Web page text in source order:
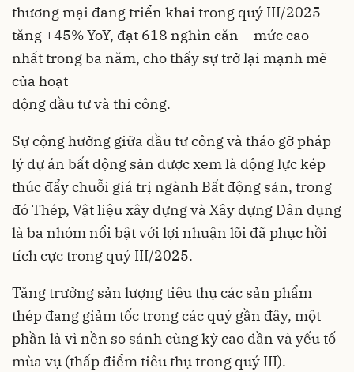
thương mại đang triển khai trong quý III/2025
tăng +45% YoY, đạt 618 nghìn căn – mức cao
nhất trong ba năm, cho thấy sự trở lại mạnh mẽ
của hoạt
động đầu tư và thi công.
Sự cộng hưởng giữa đầu tư công và tháo gỡ pháp
lý dự án bất động sản được xem là động lực kép
thúc đẩy chuỗi giá trị ngành Bất động sản, trong
đó Thép, Vật liệu xây dựng và Xây dựng Dân dụng
là ba nhóm nổi bật với lợi nhuận lõi đã phục hồi
tích cực trong quý III/2025.
Tăng trưởng sản lượng tiêu thụ các sản phẩm
thép đang giảm tốc trong các quý gần đây, một
phần là vì nền so sánh cùng kỳ cao dần và yếu tố
mùa vụ (thấp điểm tiêu thụ trong quý III).